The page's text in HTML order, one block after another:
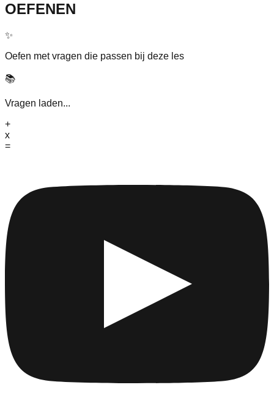
OEFENEN
✨
Oefen met vragen die passen bij deze les
📚
Vragen laden...
+
x
=